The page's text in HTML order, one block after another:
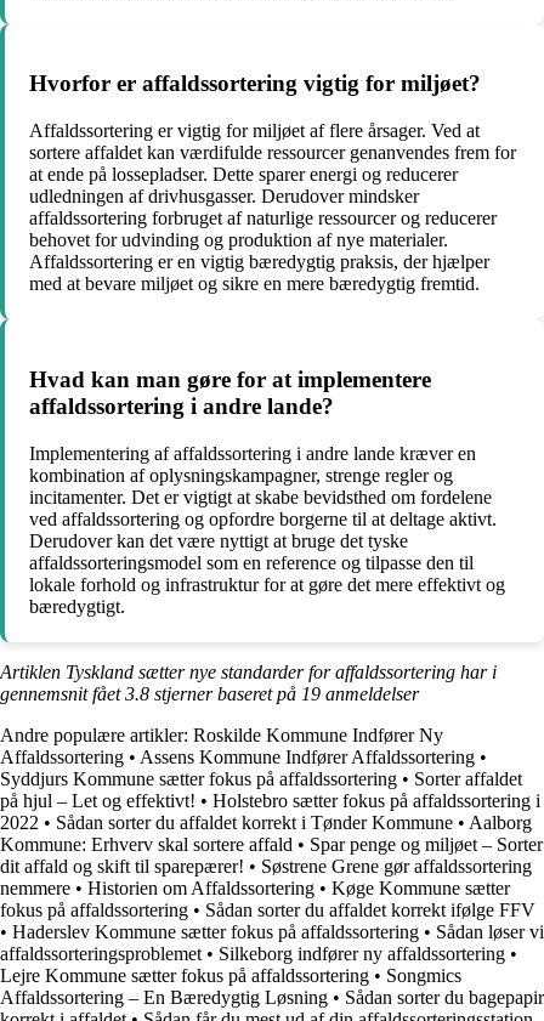
Hvorfor er affaldssortering vigtig for miljøet?
Affaldssortering er vigtig for miljøet af flere årsager. Ved at
sortere affaldet kan værdifulde ressourcer genanvendes frem for
at ende på lossepladser. Dette sparer energi og reducerer
udledningen af drivhusgasser. Derudover mindsker
affaldssortering forbruget af naturlige ressourcer og reducerer
behovet for udvinding og produktion af nye materialer.
Affaldssortering er en vigtig bæredygtig praksis, der hjælper
med at bevare miljøet og sikre en mere bæredygtig fremtid.
Hvad kan man gøre for at implementere
affaldssortering i andre lande?
Implementering af affaldssortering i andre lande kræver en
kombination af oplysningskampagner, strenge regler og
incitamenter. Det er vigtigt at skabe bevidsthed om fordelene
ved affaldssortering og opfordre borgerne til at deltage aktivt.
Derudover kan det være nyttigt at bruge det tyske
affaldssorteringsmodel som en reference og tilpasse den til
lokale forhold og infrastruktur for at gøre det mere effektivt og
bæredygtigt.
Artiklen Tyskland sætter nye standarder for affaldssortering har i
gennemsnit fået3.8 stjerner baseret på 19 anmeldelser
Andre populære artikler: Roskilde Kommune Indfører Ny
Affaldssortering • Assens Kommune Indfører Affaldssortering •
Syddjurs Kommune sætter fokus på affaldssortering • Sorter affaldet
på hjul – Let og effektivt! • Holstebro sætter fokus på affaldssortering i
2022 • Sådan sorter du affaldet korrekt i Tønder Kommune • Aalborg
Kommune: Erhverv skal sortere affald • Spar penge og miljøet – Sorter
dit affald og skift til sparepærer! • Søstrene Grene gør affaldssortering
nemmere • Historien om Affaldssortering • Køge Kommune sætter
fokus på affaldssortering • Sådan sorter du affaldet korrekt ifølge FFV
• Haderslev Kommune sætter fokus på affaldssortering • Sådan løser vi
affaldssorteringsproblemet • Silkeborg indfører ny affaldssortering •
Lejre Kommune sætter fokus på affaldssortering • Songmics
Affaldssortering – En Bæredygtig Løsning • Sådan sorter du bagepapir